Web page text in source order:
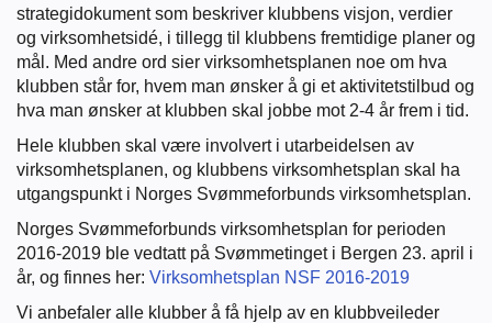
Klubbutvikling
For trenere
Tips og råd for utøvere og trenere
Utdanning
Blogg
strategidokument som beskriver klubbens visjon, verdier
og virksomhetsidé, i tillegg til klubbens fremtidige planer og
mål. Med andre ord sier virksomhetsplanen noe om hva
klubben står for, hvem man ønsker å gi et aktivitetstilbud og
hva man ønsker at klubben skal jobbe mot 2-4 år frem i tid.
Hele klubben skal være involvert i utarbeidelsen av
virksomhetsplanen, og klubbens virksomhetsplan skal ha
utgangspunkt i Norges Svømmeforbunds virksomhetsplan.
Norges Svømmeforbunds virksomhetsplan for perioden
2016-2019 ble vedtatt på Svømmetinget i Bergen 23. april i
år, og finnes her: Virksomhetsplan NSF 2016-2019
Vi anbefaler alle klubber å få hjelp av en klubbveileder